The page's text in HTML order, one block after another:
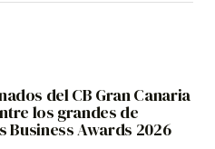
del CB Gran Canaria
los grandes de
Business Awards 2026